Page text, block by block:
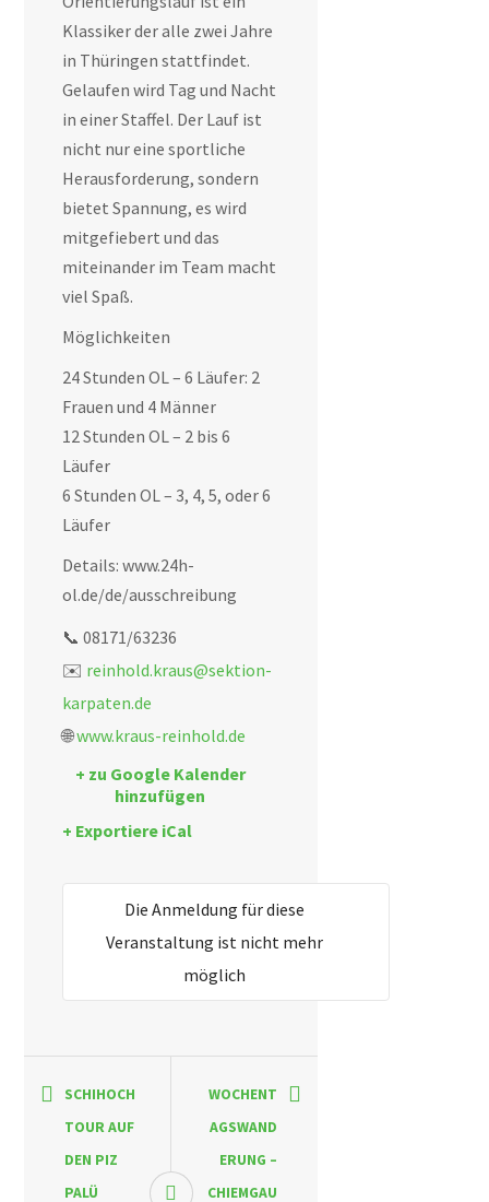
Klassiker der alle zwei Jahre
in Thüringen stattfindet.
Gelaufen wird Tag und Nacht
in einer Staffel. Der Lauf ist
nicht nur eine sportliche
Herausforderung, sondern
bietet Spannung, es wird
mitgefiebert und das
miteinander im Team macht
viel Spaß.
Möglichkeiten
24 Stunden OL – 6 Läufer: 2
Frauen und 4 Männer
12 Stunden OL – 2 bis 6
Läufer
6 Stunden OL – 3, 4, 5, oder 6
Läufer
Details: www.24h-
ol.de/de/ausschreibung
📞 08171/63236
✉️ reinhold.kraus@sektion-
karpaten.de
🌐www.kraus-reinhold.de
+ zu Google Kalender
hinzufügen
+ Exportiere iCal
Die Anmeldung für diese
Veranstaltung ist nicht mehr
möglich
SCHIHOCH
TOUR AUF
DEN PIZ
PALÜ
WOCHENT
AGSWAND
ERUNG –
CHIEMGAU